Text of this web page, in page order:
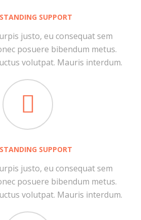
SUPPORT
justo, eu consequat sem
posuere bibendum metus.
volutpat. Mauris interdum.
SUPPORT
justo, eu consequat sem
posuere bibendum metus.
volutpat. Mauris interdum.